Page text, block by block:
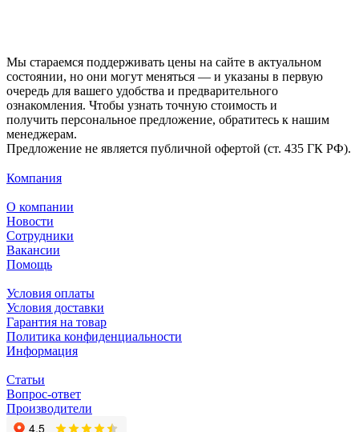
Мы стараемся поддерживать цены на сайте в актуальном
состоянии, но они могут меняться — и указаны в первую
очередь для вашего удобства и предварительного
ознакомления. Чтобы узнать точную стоимость и
получить персональное предложение, обратитесь к нашим
менеджерам.
Предложение не является публичной офертой (ст. 435 ГК РФ).
Компания
О компании
Новости
Сотрудники
Вакансии
Помощь
Условия оплаты
Условия доставки
Гарантия на товар
Политика конфиденциальности
Информация
Статьи
Вопрос-ответ
Производители